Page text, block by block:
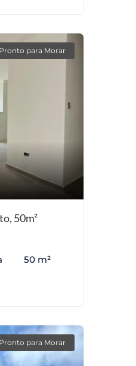
Pronto para Morar
50m²
50 m²
Pronto para Morar